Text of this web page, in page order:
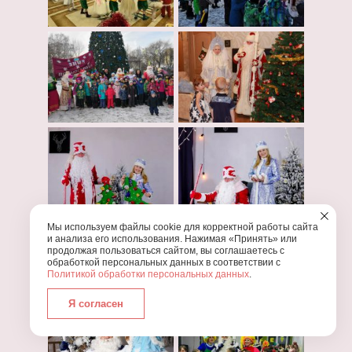
Мы используем файлы cookie для корректной работы сайта
и анализа его использования. Нажимая «Принять» или
продолжая пользоваться сайтом, вы соглашаетесь с
обработкой персональных данных в соответствии с
Политикой обработки персональных данных.
Я согласен